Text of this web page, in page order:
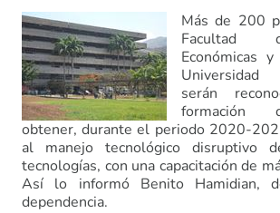
Más de 200
Facultad
Económicas
Universidad
serán
formación
obtener, durante el periodo 2020-
al manejo tecnológico disruptivo
tecnologías, con una capacitación de
Así lo informó Benito Hamidian,
dependencia.